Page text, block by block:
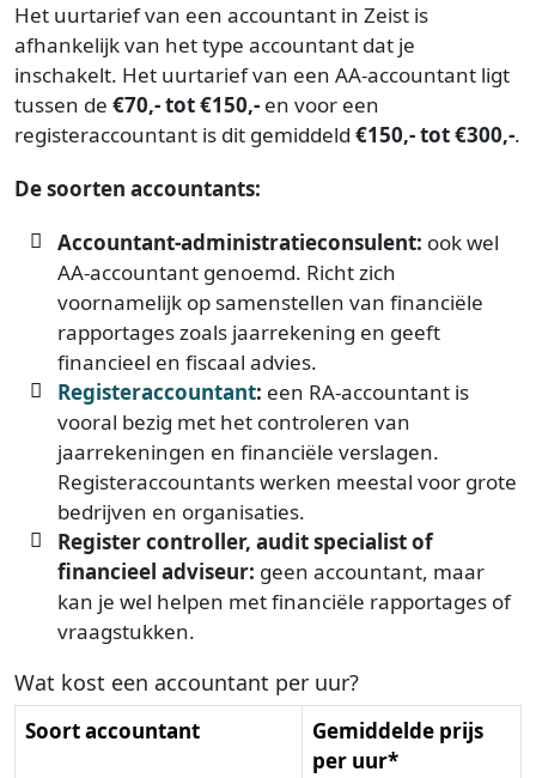
Het uurtarief van een accountant in Zeist is
afhankelijk van het type accountant dat je
inschakelt. Het uurtarief van een AA-accountant ligt
tussen de €70,- tot €150,- en voor een
registeraccountant is dit gemiddeld €150,- tot €300,-.
De soorten accountants:
Accountant-administratieconsulent: ook wel
AA-accountant genoemd. Richt zich
voornamelijk op samenstellen van financiële
rapportages zoals jaarrekening en geeft
financieel en fiscaal advies.
Registeraccountant: een RA-accountant is
vooral bezig met het controleren van
jaarrekeningen en financiële verslagen.
Registeraccountants werken meestal voor grote
bedrijven en organisaties.
Register controller, audit specialist of
financieel adviseur: geen accountant, maar
kan je wel helpen met financiële rapportages of
vraagstukken.
Wat kost een accountant per uur?
Soort accountant
Gemiddelde prijs
per uur*